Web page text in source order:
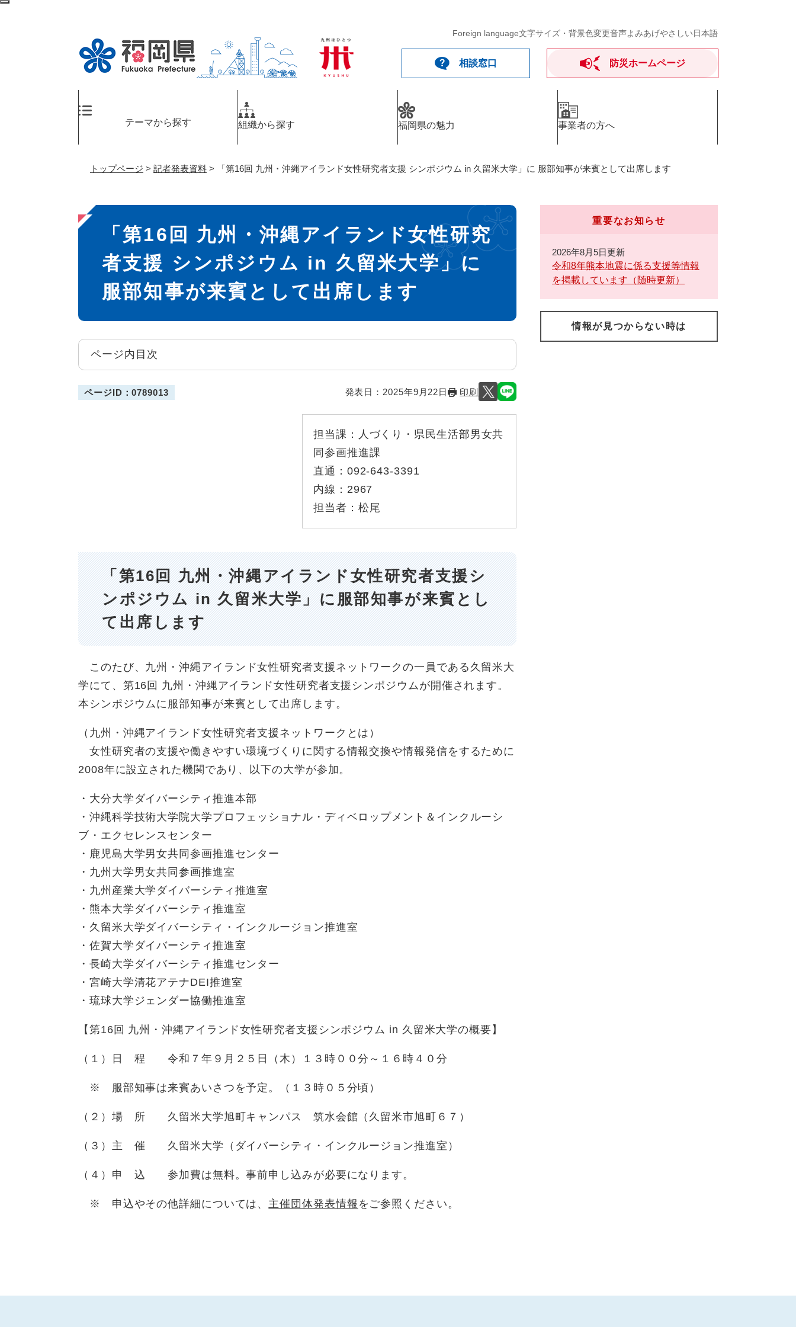
ペ
メ
Foreign language文字サイズ・背景色変更音声よみあげやさしい日本語
相談窓口 防災ホームページ
テーマから探す 組織から探す 福岡県の魅力 事業者の方へ
トップページ > 記者発表資料 > 「第16回 九州・沖縄アイランド女性研究者支援 シンポジウム in 久留米大学」に 服部知事が来賓として出席します
本
文
「第16回 九州・沖縄アイランド女性研究
者支援 シンポジウム in 久留米大学」に
服部知事が来賓として出席します
ページ内目次
ページID：0789013 発表日： 2025年9月22日 印刷
担当課： 人づくり・県民生活部男女共
同参画推進課
直通： 092-643-3391
内線： 2967
担当者： 松尾
「第16回 九州・沖縄アイランド女性研究者支援シ
ンポジウム in 久留米大学」に服部知事が来賓とし
て出席します
このたび、九州・沖縄アイランド女性研究者支援ネットワークの一員である久留米大
学にて、第16回 九州・沖縄アイランド女性研究者支援シンポジウムが開催されます。
本シンポジウムに服部知事が来賓として出席します。
（九州・沖縄アイランド女性研究者支援ネットワークとは）
女性研究者の支援や働きやすい環境づくりに関する情報交換や情報発信をするために
2008年に設立された機関であり、以下の大学が参加。​
・大分大学ダイバーシティ推進本部
・沖縄科学技術大学院大学プロフェッショナル・ディベロップメント＆インクルーシ
ブ・エクセレンスセンター
​・鹿児島大学男女共同参画推進センター
・九州大学男女共同参画推進室
・九州産業大学ダイバーシティ推進室
​・熊本大学ダイバーシティ推進室
・久留米大学ダイバーシティ・インクルージョン推進室
・佐賀大学ダイバーシティ推進室
・長崎大学ダイバーシティ推進センター
・宮崎大学清花アテナDEI推進室
・琉球大学ジェンダー協働推進室
【第16回 九州・沖縄アイランド女性研究者支援シンポジウム in 久留米大学の概要】
（１）日 程 令和７年９月２５日（木）１３時００分～１６時４０分
※ 服部知事は来賓あいさつを予定。（１３時０５分頃）
（２）場 所 久留米大学旭町キャンパス 筑水会館（久留米市旭町６７）
（３）主 催 久留米大学（ダイバーシティ・インクルージョン推進室）
（４）申 込 参加費は無料。事前申し込みが必要になります。
※ 申込やその他詳細については、 主催団体発表情報 をご参照ください。
重要なお知らせ
2026年8月5日更新
令和8年熊本地震に係る支援等情報
を掲載しています（随時更新）
情報が見つからない時は